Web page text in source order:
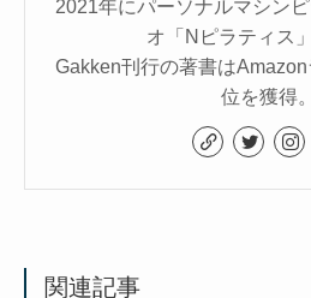
2021年にパーソナルマシン
オ「Nピラティス
Gakken刊行の著書は
位を獲得。
関連記事